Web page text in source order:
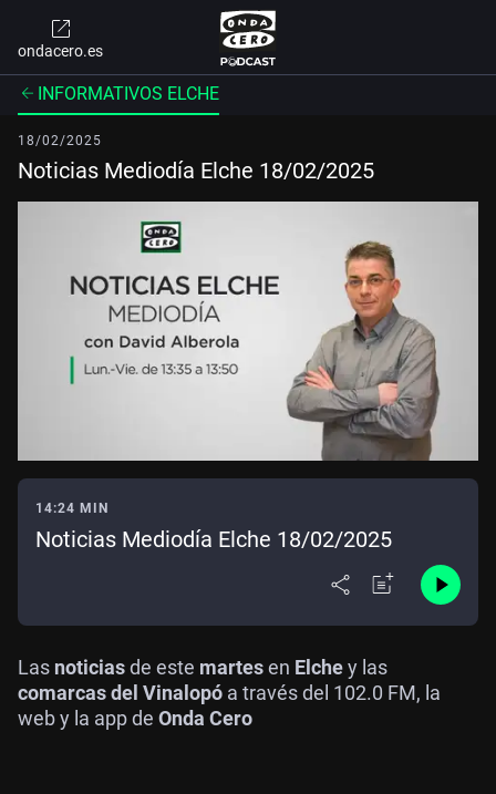
ondacero.es
INFORMATIVOS ELCHE
18/02/2025
Noticias Mediodía Elche 18/02/2025
14:24 MIN
Noticias Mediodía Elche 18/02/2025
Las noticiasde este martesen Elchey las
comarcas del Vinalopó a través del 102.0 FM, la
web y la app de Onda Cero